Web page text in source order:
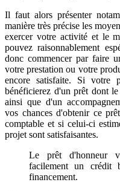
Il faut alors présenter
manière très précise les
exercer votre activité et le
pouvez raisonnablement
donc commencer par faire
votre prestation ou votre
encore satisfaite. Si votre
bénéficierez d'un prêt dont
ainsi que d'un
vos chances d'obtenir ce
comptable et si celui-ci
projet sont satisfaisantes.
Le prêt d'honneur
facilement un crédit
financement.